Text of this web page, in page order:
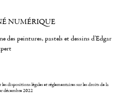
NUMÉRIQUE
des peintures, pastels et dessins d'Edgar
dispositions légales et réglementaires sur les droits de la
décembre 2022